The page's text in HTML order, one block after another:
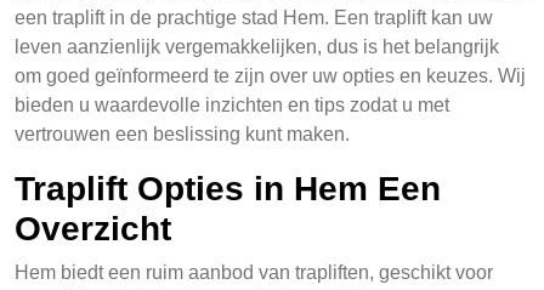
een traplift in de prachtige stad Hem. Een traplift kan uw
leven aanzienlijk vergemakkelijken, dus is het belangrijk
om goed geïnformeerd te zijn over uw opties en keuzes. Wij
bieden u waardevolle inzichten en tips zodat u met
vertrouwen een beslissing kunt maken.
Traplift Opties in Hem Een
Overzicht
Hem biedt een ruim aanbod van trapliften, geschikt voor